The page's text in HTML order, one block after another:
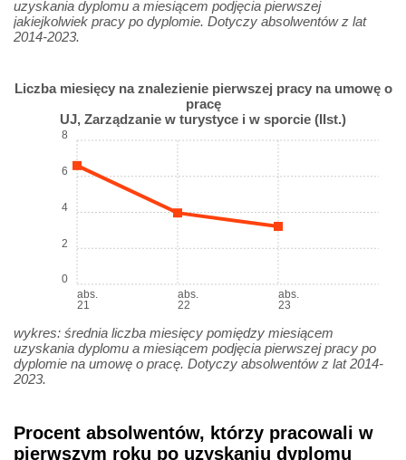
uzyskania dyplomu a miesiącem podjęcia pierwszej
jakiejkolwiek pracy po dyplomie. Dotyczy absolwentów z lat
2014-2023.
Liczba miesięcy na znalezienie pierwszej pracy na umowę o
pracę
UJ, Zarządzanie w turystyce i w sporcie (IIst.)
abs.
21
abs.
22
abs.
23
0
2
4
6
8
wykres: średnia liczba miesięcy pomiędzy miesiącem
uzyskania dyplomu a miesiącem podjęcia pierwszej pracy po
dyplomie na umowę o pracę. Dotyczy absolwentów z lat 2014-
2023.
Procent absolwentów, którzy pracowali w
pierwszym roku po uzyskaniu dyplomu